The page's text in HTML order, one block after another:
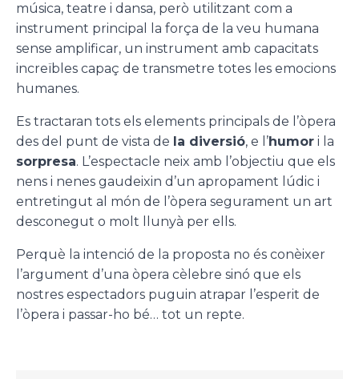
música, teatre i dansa, però utilitzant com a
instrument principal la força de la veu humana
sense amplificar, un instrument amb capacitats
increïbles capaç de transmetre totes les emocions
humanes.
Es tractaran tots els elements principals de l’òpera
des del punt de vista de la diversió, e l’humor i la
sorpresa. L’espectacle neix amb l’objectiu que els
nens i nenes gaudeixin d’un apropament lúdic i
entretingut al món de l’òpera segurament un art
desconegut o molt llunyà per ells.
Perquè la intenció de la proposta no és conèixer
l’argument d’una òpera cèlebre sinó que els
nostres espectadors puguin atrapar l’esperit de
l’òpera i passar-ho bé… tot un repte.